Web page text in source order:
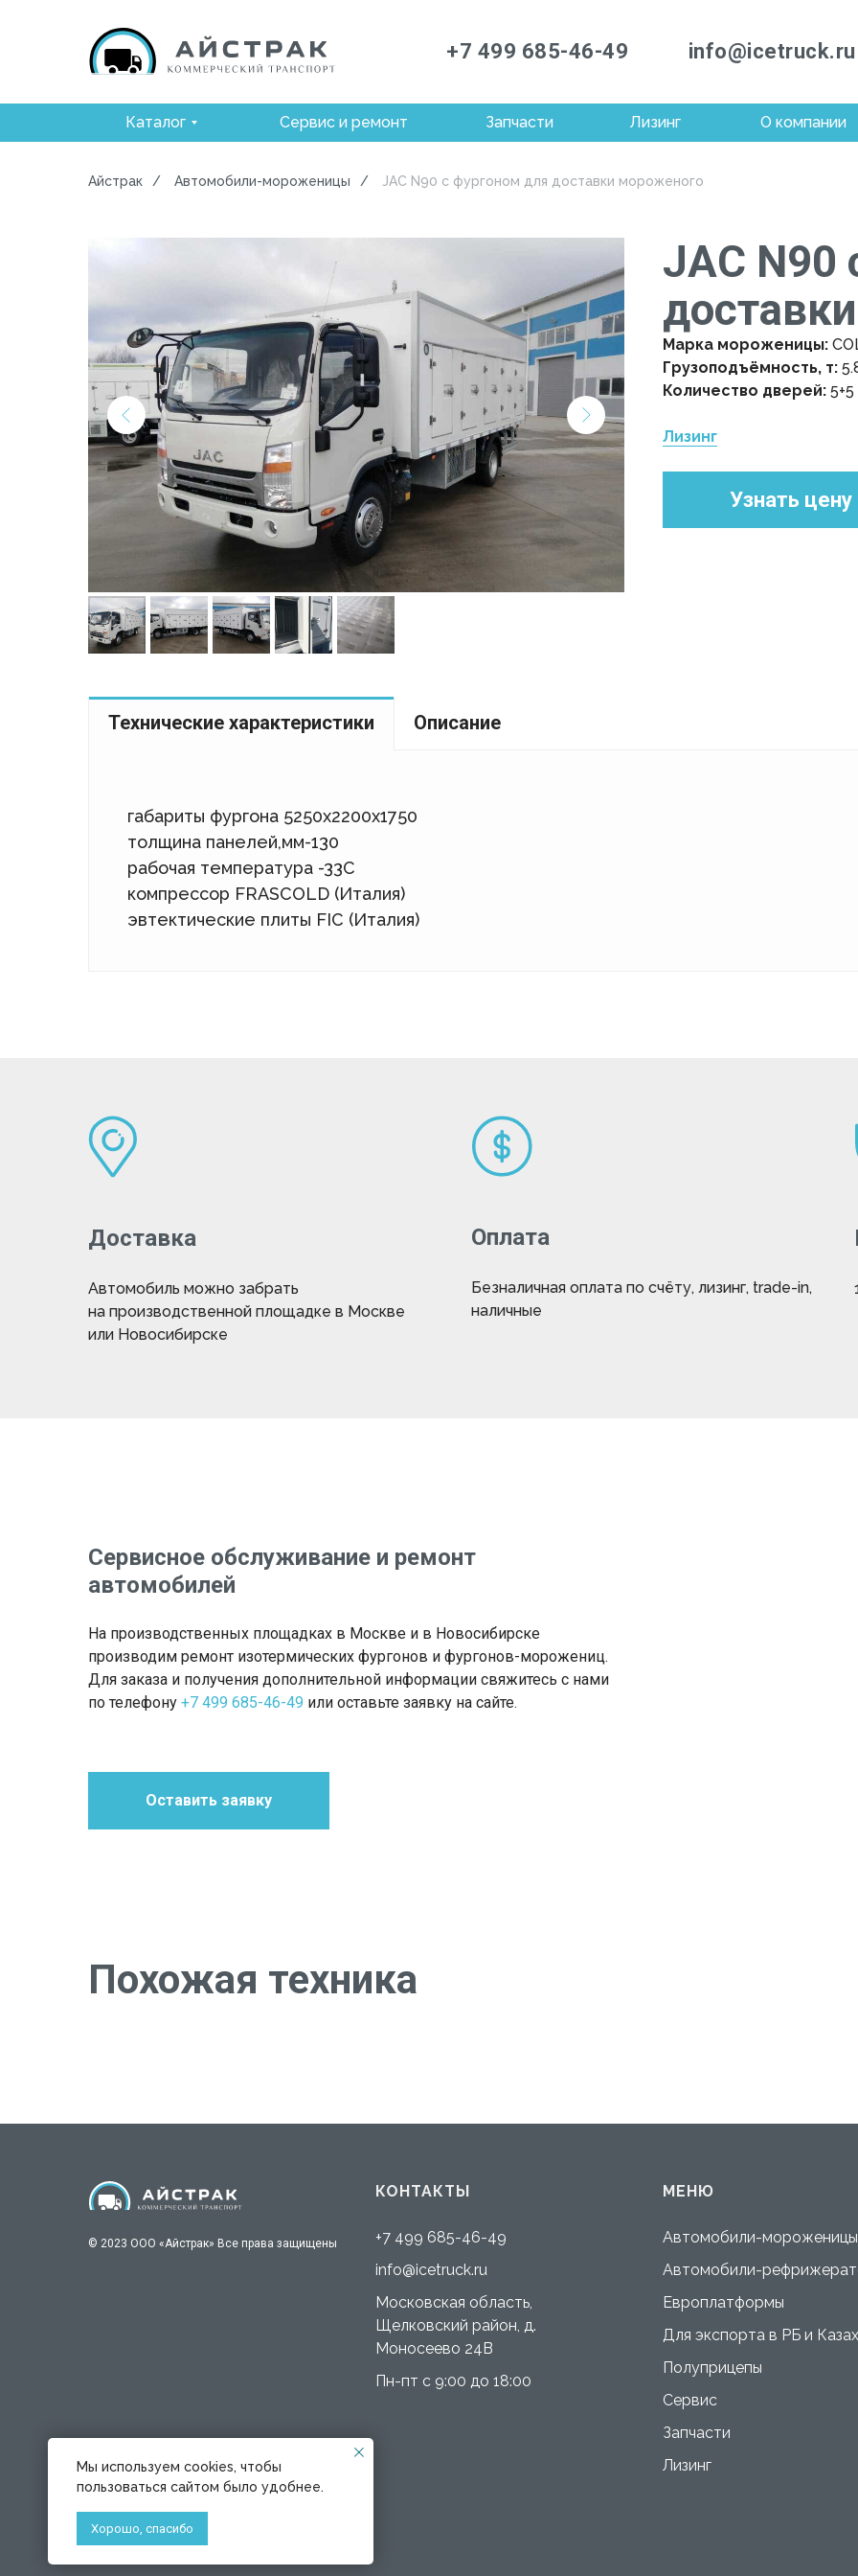
Каталог Запчасти
Сервис и ремонт Лизинг О компании
+7 499 685-46-49 info@icetruck.ru
Айстрак / Автомобили-мороженицы / JAC N90 с фургоном для доставки мороженого
JAC N90
Марка мороженицы:
Грузоподъёмность, т:
Количество дверей: 5+5
Лизинг
Узнать цену
Технические характеристики Описание
габариты фургона 5250х2200х1750
толщина панелей,мм-130
рабочая температура -33С
компрессор FRASCOLD (Италия)
эвтектические плиты FIC (Италия)
Доставка
Автомобиль можно забрать
на производственной площадке в Москве
или Новосибирске
Оплата
Безналичная оплата по счёту, лизинг, trade-in,
наличные
Сервисное обслуживание и ремонт
автомобилей
На производственных площадках в Москве и в Новосибирске
производим ремонт изотермических фургонов и фургонов-морожениц.
Для заказа и получения дополнительной информации свяжитесь с нами
по телефону +7 499 685-46-49 или оставьте заявку на сайте.
Оставить заявку
Похожая техника
Мы используем cookies, чтобы
пользоваться сайтом было удобнее.
Хорошо, спасибо
© 2023 ООО «Айстрак» Все права защищены
КОНТАКТЫ
+7 499 685-46-49
info@icetruck.ru
Московская область,
Щелковский район, д.
Моносеево 24В
Пн-пт с 9:00 до 18:00
МЕНЮ
Автомобили-мороженицы
Автомобили-
Европлатформы
Для экспорта в РБ и
Полуприцепы
Сервис
Запчасти
Лизинг